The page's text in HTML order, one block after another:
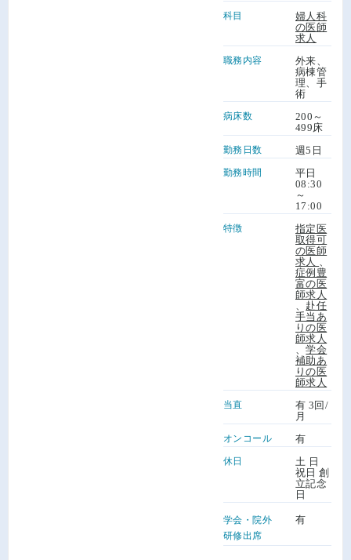
科目
婦人科
の医師
求人
職務内容
外来、
病棟管
理、手
術
病床数
200～
499床
勤務日数 週5日
勤務時間
平日
08:30
～
17:00
特徴
指定医
取得可
の医師
求人
症例豊
富の医
師求人
赴任
手当あ
りの医
師求人
、学会
補助あ
りの医
師求人
当直
有 3回/
月
オンコール 有
休日
土 日
祝日 創
立記念
日
学会・院外
研修出席
有